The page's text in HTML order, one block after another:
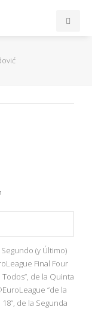
(y Último)
Final Four
de la Quinta
“de la
de la Segunda